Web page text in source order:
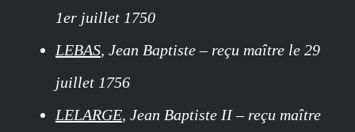
1er juillet 1750
LEBAS, Jean Baptiste – reçu maître le 29
juillet 1756
LELARGE, Jean Baptiste II – reçu maître